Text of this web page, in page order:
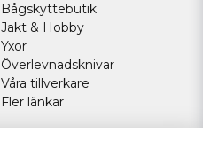
Bågskyttebutik
Jakt & Hobby
Yxor
Överlevnadsknivar
Våra tillverkare
Fler länkar